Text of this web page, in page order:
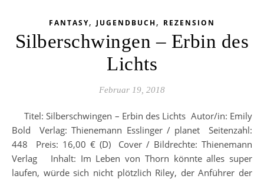
FANTASY, JUGENDBUCH, REZENSION
Silberschwingen – Erbin des
Lichts
Februar 19, 2018
Titel: Silberschwingen – Erbin des Lichts Autor/in: Emily
Bold Verlag: Thienemann Esslinger / planet Seitenzahl:
448 Preis: 16,00 € (D) Cover / Bildrechte: Thienemann
Verlag Inhalt: Im Leben von Thorn könnte alles super
laufen, würde sich nicht plötzlich Riley, der Anführer der